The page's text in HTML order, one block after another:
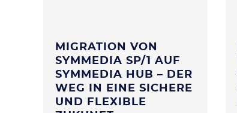
MIGRATION VON
SYMMEDIA SP/1 AUF
SYMMEDIA HUB – DER
WEG IN EINE SICHERE
UND FLEXIBLE